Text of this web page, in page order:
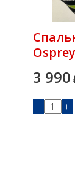
3 990
− +